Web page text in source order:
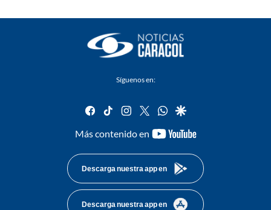
Síguenos en:
facebook
tiktok instagram
twitterwhatsapp
google
Más contenido en
youtube-
Descarga nuestra app en
Descarga nuestra app en